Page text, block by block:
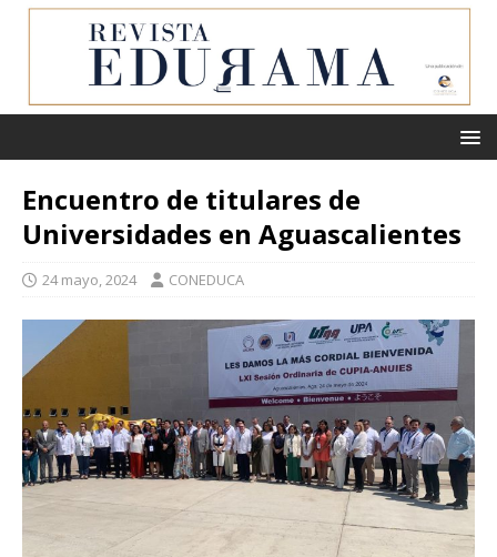
Encuentro de titulares de
Universidades en Aguascalientes
24 mayo, 2024 CONEDUCA